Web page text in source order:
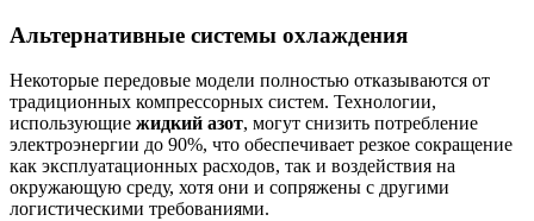
Альтернативные системы охлаждения
Некоторые передовые модели полностью отказываются от
традиционных компрессорных систем. Технологии,
использующие жидкий азот, могут снизить потребление
электроэнергии до 90%, что обеспечивает резкое сокращение
как эксплуатационных расходов, так и воздействия на
окружающую среду, хотя они и сопряжены с другими
логистическими требованиями.